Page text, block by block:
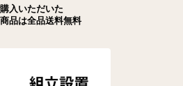
入いただいた
品は全品送料無料